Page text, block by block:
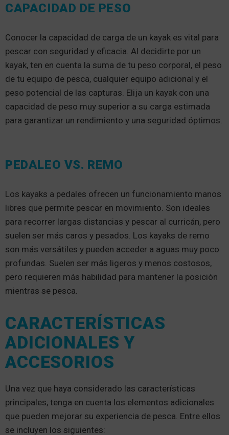
CAPACIDAD DE PESO
Conocer la capacidad de carga de un kayak es vital para
pescar con seguridad y eficacia. Al decidirte por un
kayak, ten en cuenta la suma de tu peso corporal, el peso
de tu equipo de pesca, cualquier equipo adicional y el
peso potencial de las capturas. Elija un kayak con una
capacidad de peso muy superior a su carga estimada
para garantizar un rendimiento y una seguridad óptimos.
PEDALEO VS. REMO
Los kayaks a pedales ofrecen un funcionamiento manos
libres que permite pescar en movimiento. Son ideales
para recorrer largas distancias y pescar al curricán, pero
suelen ser más caros y pesados. Los kayaks de remo
son más versátiles y pueden acceder a aguas muy poco
profundas. Suelen ser más ligeros y menos costosos,
pero requieren más habilidad para mantener la posición
mientras se pesca.
CARACTERÍSTICAS
ADICIONALES Y
ACCESORIOS
Una vez que haya considerado las características
principales, tenga en cuenta los elementos adicionales
que pueden mejorar su experiencia de pesca. Entre ellos
se incluyen los siguientes: